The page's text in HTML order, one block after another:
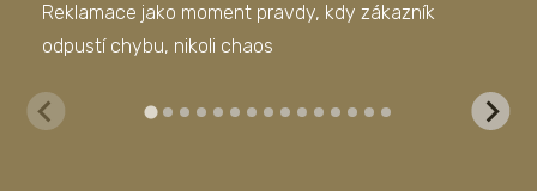
Reklamace jako moment pravdy, kdy zákazník
odpustí chybu, nikoli chaos